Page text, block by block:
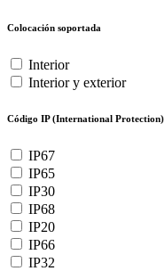
Colocación soportada
Interior
Interior y exterior
Código IP (International Protection)
IP67
IP65
IP30
IP68
IP20
IP66
IP32